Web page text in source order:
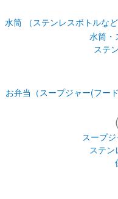
水筒 （ステンレスボトルな
水筒・
ステ
お弁当（スープジャー(フー
スープ
ステン